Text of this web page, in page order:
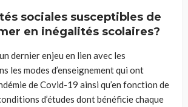
sociales susceptibles de
en inégalités scolaires?
dernier enjeu en lien avec les
les modes d’enseignement qui ont
de Covid-19 ainsi qu’en fonction de
d’études dont bénéficie chaque